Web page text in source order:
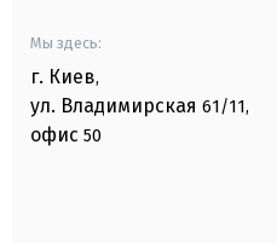
Мы здесь:
г. Киев,
ул. Владимирская 61/11,
офис 50